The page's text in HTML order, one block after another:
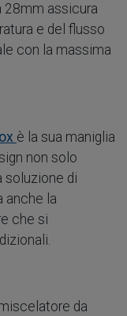
28mm assicura
e del flusso
con la massima
è la sua maniglia
non solo
soluzione di
anche la
che si
da